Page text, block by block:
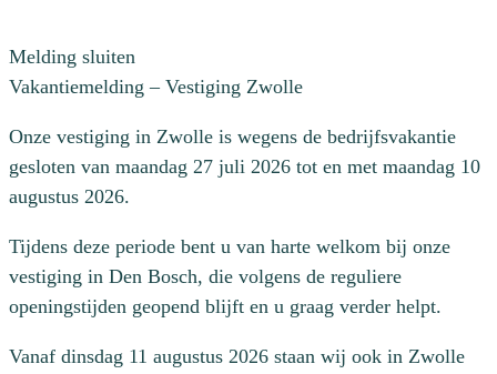
Melding sluiten
Vakantiemelding – Vestiging Zwolle
Onze vestiging in Zwolle is wegens de bedrijfsvakantie
gesloten van maandag 27 juli 2026 tot en met maandag 10
augustus 2026.
Tijdens deze periode bent u van harte welkom bij onze
vestiging in Den Bosch, die volgens de reguliere
openingstijden geopend blijft en u graag verder helpt.
Vanaf dinsdag 11 augustus 2026 staan wij ook in Zwolle